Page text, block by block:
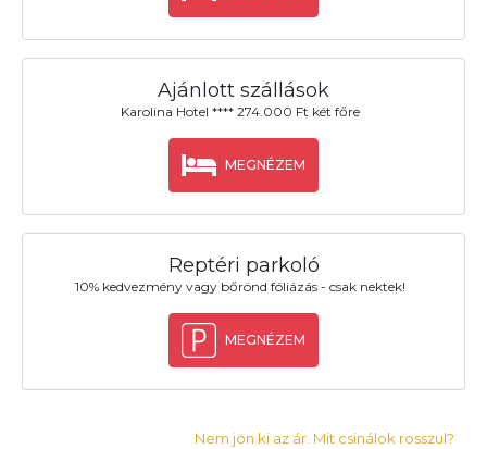
Ajánlott szállások
Karolina Hotel **** 274.000 Ft két főre
MEGNÉZEM
Reptéri parkoló
10% kedvezmény vagy bőrönd fóliázás - csak nektek!
MEGNÉZEM
Nem jön ki az ár. Mit csinálok rosszul?